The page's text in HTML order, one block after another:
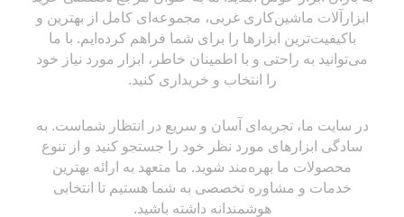
ابزارآلات ماشین‌کاری غربی، مجموعه‌ای کامل از بهترین و
باکیفیت‌ترین ابزارها را برای شما فراهم کرده‌ایم. با ما
می‌توانید به راحتی و با اطمینان خاطر، ابزار مورد نیاز خود
را انتخاب و خریداری کنید.
در سایت ما، تجربه‌ای آسان و سریع در انتظار شماست. به
سادگی ابزارهای مورد نظر خود را جستجو کنید و از تنوع
محصولات ما بهره‌مند شوید. ما متعهد به ارائه بهترین
خدمات و مشاوره تخصصی به شما هستیم تا انتخابی
هوشمندانه داشته باشید.